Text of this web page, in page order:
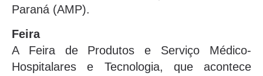
Paraná (AMP).
Feira
A Feira de Produtos e Serviço Médico-
Hospitalares e Tecnologia, que acontece